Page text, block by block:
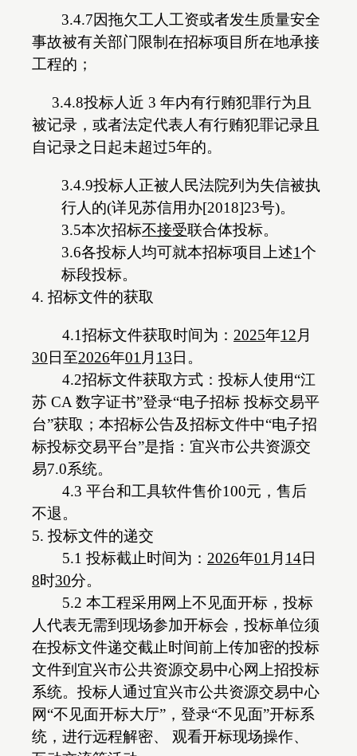
3.4.7因拖欠工人工资或者发生质量安全
事故被有关部门限制在招标项目所在地承接
工程的；
3.4.8投标人近 3 年内有行贿犯罪行为且
被记录，或者法定代表人有行贿犯罪记录且
自记录之日起未超过5年的。
3.4.9投标人正被人民法院列为失信被执
行人的(详见苏信用办[2018]23号)。
3.5本次招标不接受联合体投标。
3.6各投标人均可就本招标项目上述1个
标段投标。
4. 招标文件的获取
4.1招标文件获取时间为： 2025年12 月
30 日至2026年01 月 13 日 。
4.2招标文件获取方式：投标人使用“江
苏 CA 数字证书”登录“电子招标 投标交易平
台”获取；本招标公告及招标文件中“电子招
标投标交易平台”是指：宜兴市公共资源交
易7.0系统。
4.3 平台和工具软件售价100元，售后
不退。
5. 投标文件的递交
5.1 投标截止时间为： 2026年01 月 14日
8时30分。
5.2 本工程采用网上不见面开标，投标
人代表无需到现场参加开标会，投标单位须
在投标文件递交截止时间前上传加密的投标
文件到宜兴市公共资源交易中心网上招投标
系统。投标人通过宜兴市公共资源交易中心
网“不见面开标大厅”，登录“不见面”开标系
统，进行远程解密、 观看开标现场操作、